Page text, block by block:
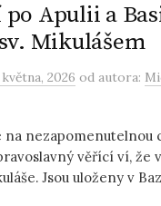
Apulii a
Mikulášem
května, 2026 od autora:
na nezapomenutelnou
věřící ví, že
Jsou uloženy v